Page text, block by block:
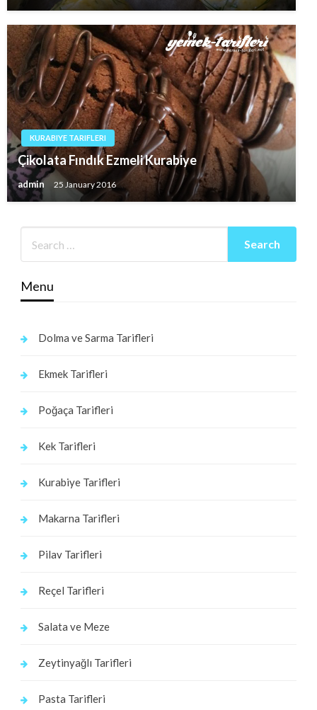
KURABIYE TARIFLERI
Çikolata Fındık Ezmeli Kurabiye
admin 25 January 2016
Menu
Dolma ve Sarma Tarifleri
Ekmek Tarifleri
Poğaça Tarifleri
Kek Tarifleri
Kurabiye Tarifleri
Makarna Tarifleri
Pilav Tarifleri
Reçel Tarifleri
Salata ve Meze
Zeytinyağlı Tarifleri
Pasta Tarifleri